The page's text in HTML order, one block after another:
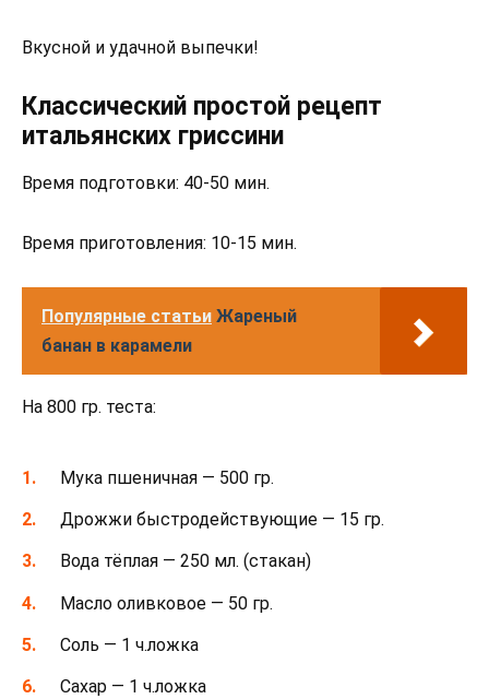
Вкусной и удачной выпечки!
Классический простой рецепт
итальянских гриссини
Время подготовки: 40-50 мин.
Время приготовления: 10-15 мин.
Популярные статьи Жареный
банан в карамели
На 800 гр. теста:
Мука пшеничная — 500 гр.
Дрожжи быстродействующие — 15 гр.
Вода тёплая — 250 мл. (стакан)
Масло оливковое — 50 гр.
Соль — 1 ч.ложка
Сахар — 1 ч.ложка